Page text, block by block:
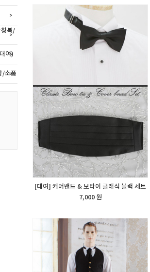
창복/
여)
/소품
[대여] 커머밴드 & 보타이 클래식 블랙 세트
7,000 원